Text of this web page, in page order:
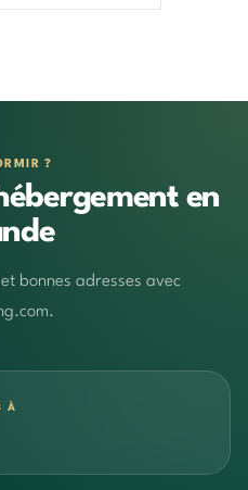
?
en
bonnes adresses avec
À